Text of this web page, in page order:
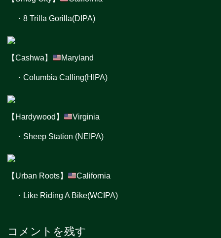
・8 Trilla Gorilla(DIPA)
【Cashwa】 Maryland
・Columbia Calling(HIPA)
【Hardywood】 Virginia
・Sheep Station (NEIPA)
【Urban Roots】 California
・Like Riding A Bike(WCIPA)
コメントを残す